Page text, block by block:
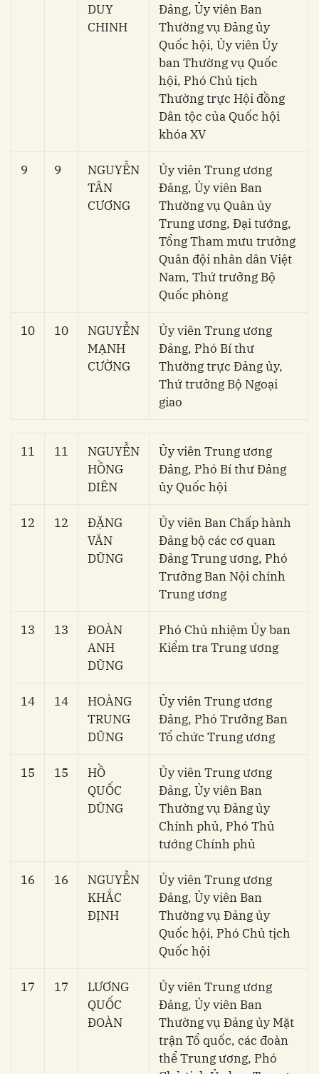
DUY
CHINH
Đảng, Ủy viên Ban
Thường vụ Đảng ủy
Quốc hội, Ủy viên Ủy
ban Thường vụ Quốc
hội, Phó Chủ tịch
Thường trực Hội đồng
Dân tộc của Quốc hội
khóa XV
9 9
NGUYỄN
TÂN
CƯƠNG
Ủy viên Trung ương
Đảng, Ủy viên Ban
Thường vụ Quân ủy
Trung ương, Đại tướng,
Tổng Tham mưu trưởng
Quân đội nhân dân Việt
Nam, Thứ trưởng Bộ
Quốc phòng
10 10
NGUYỄN
MẠNH
CƯỜNG
Ủy viên Trung ương
Đảng, Phó Bí thư
Thường trực Đảng ủy,
Thứ trưởng Bộ Ngoại
giao
11 11
NGUYỄN
HỒNG
DIÊN
Ủy viên Trung ương
Đảng, Phó Bí thư Đảng
ủy Quốc hội
12 12
ĐẶNG
VĂN
DŨNG
Ủy viên Ban Chấp hành
Đảng bộ các cơ quan
Đảng Trung ương, Phó
Trưởng Ban Nội chính
Trung ương
13 13
ĐOÀN
ANH
DŨNG
Phó Chủ nhiệm Ủy ban
Kiểm tra Trung ương
14 14
HOÀNG
TRUNG
DŨNG
Ủy viên Trung ương
Đảng, Phó Trưởng Ban
Tổ chức Trung ương
15 15
HỒ
QUỐC
DŨNG
Ủy viên Trung ương
Đảng, Ủy viên Ban
Thường vụ Đảng ủy
Chính phủ, Phó Thủ
tướng Chính phủ
16 16
NGUYỄN
KHẮC
ĐỊNH
Ủy viên Trung ương
Đảng, Ủy viên Ban
Thường vụ Đảng ủy
Quốc hội, Phó Chủ tịch
Quốc hội
17 17
LƯƠNG
QUỐC
ĐOÀN
Ủy viên Trung ương
Đảng, Ủy viên Ban
Thường vụ Đảng ủy Mặt
trận Tổ quốc, các đoàn
thể Trung ương, Phó